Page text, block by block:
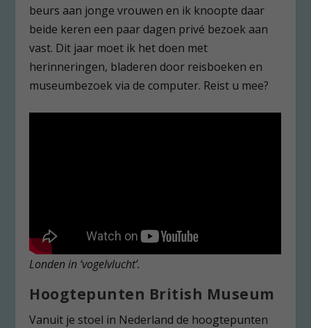
beurs aan jonge vrouwen en ik knoopte daar
beide keren een paar dagen privé bezoek aan
vast. Dit jaar moet ik het doen met
herinneringen, bladeren door reisboeken en
museumbezoek via de computer. Reist u mee?
Londen in ‘vogelvlucht’.
Hoogtepunten British Museum
Vanuit je stoel in Nederland de hoogtepunten